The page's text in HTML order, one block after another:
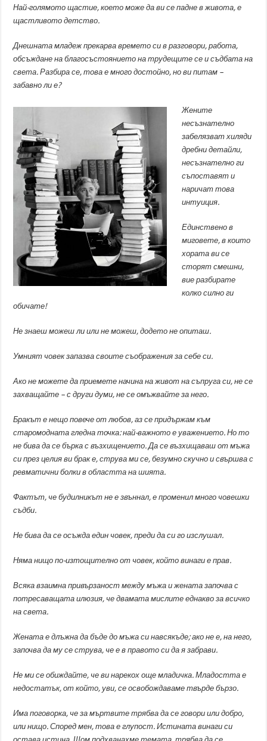
Най-голямото щастие, което може да ви се падне в живота, е
щастливото детство.
Днешната младеж прекарва времето си в разговори, работа,
обсъждане на благосъстоянието на трудещите се и съдбата на
света. Разбира се, това е много достойно, но ви питам –
забавно ли е?
Жените
несъзнателно
забелязват хиляди
дребни детайли,
несъзнателно ги
съпоставят и
наричат това
интуиция.
Единствено в
миговете, в които
хората ви се
сторят смешни,
вие разбирате
колко силно ги
обичате!
Не знаеш можеш ли или не можеш, додето не опиташ.
Умният човек запазва своите съображения за себе си.
Ако не можете да приемете начина на живот на съпруга си, не се
захващайте – с други думи, не се омъжвайте за него.
Бракът е нещо повече от любов, аз се придържам към
старомодната гледна точка: най-важното е уважението. Но то
не бива да се бърка с възхищението. Да се възхищаваш от мъжа
си през целия ви брак е, струва ми се, безумно скучно и свършва с
ревматични болки в областта на шията.
Фактът, че будилникът не е звъннал, е променил много човешки
съдби.
Не бива да се осъжда един човек, преди да си го изслушал.
Няма нищо по-изтощително от човек, който винаги е прав.
Всяка взаимна привързаност между мъжа и жената започва с
потресаващата илюзия, че двамата мислите еднакво за всичко
на света.
Жената е длъжна да бъде до мъжа си навсякъде; ако не е, на него,
започва да му се струва, че е в правото си да я забрави.
Не ми се обиждайте, че ви нарекох още младичка. Младостта е
недостатък, от който, уви, се освобождаваме твърде бързо.
Има поговорка, че за мъртвите трябва да се говори или добро,
или нищо. Според мен, това е глупост. Истината винаги си